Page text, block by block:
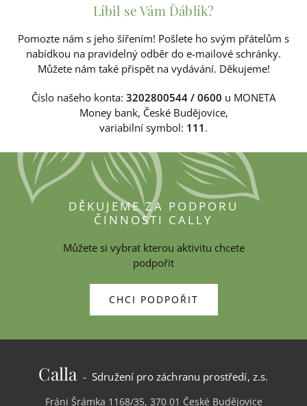
Líbil se Vám Ďáblík?
Pomozte nám s jeho šířením! Pošlete ho svým přátelům s
nabídkou na pravidelný odběr do e-mailové schránky.
Můžete nám také přispět na vydávání. Děkujeme!
Číslo našeho konta: 3202800544 / 0600 u MONETA
Money bank, České Budějovice,
variabilní symbol: 111 .
DĚKUJEME ZA PODPORU
ČINNOSTI CALLY
Můžete si vybrat kterou aktivitu chcete
podpořit
CHCI PODPOŘIT
Calla - Sdružení pro záchranu prostředí, z.s.
Fráni Šrámka 1168/35, 370 01 České Budějovice